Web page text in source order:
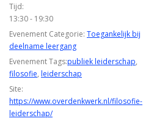
Tijd:
13:30 - 19:30
Evenement Categorie: Toegankelijk bij
deelname leergang
Evenement Tags:publiek leiderschap,
filosofie, leiderschap
Site:
https://www.overdenkwerk.nl/filosofie-
leiderschap/